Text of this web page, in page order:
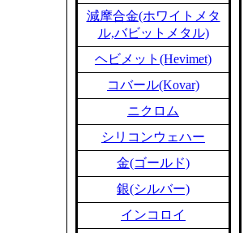
減摩合金(ホワイトメタ
ル,バビットメタル)
ヘビメット(Hevimet)
コバール(Kovar)
ニクロム
シリコンウェハー
金(ゴールド)
銀(シルバー)
インコロイ